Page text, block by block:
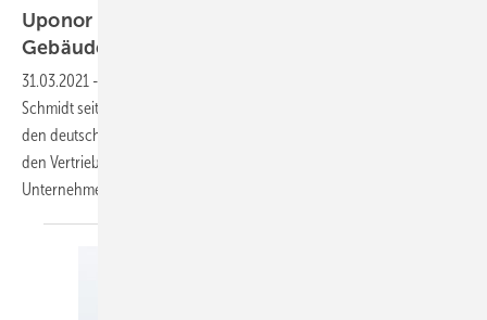
Uponor ➔ Gerrit Schmidt leitet
Gebäudetechnik
31.03.2021 -
Schmidt seit dem 1. April 2021 für Zentraleuropa und damit auch für
den deutschen Markt verantwortlich. Er kommt von Hilti, wo er zuletzt
den Vertrieb in Dänemark führte, und war unter anderem auch für die
Unternehmensberatung Roland Berger